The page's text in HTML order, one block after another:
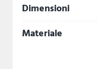
Dimensioni
Materiale